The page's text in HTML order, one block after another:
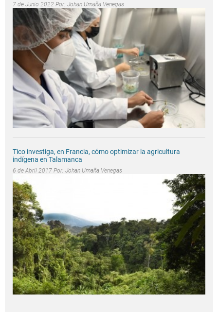
7 de Junio 2022 Por: Johan Umaña Venegas
Tico investiga, en Francia, cómo optimizar la agricultura
indígena en Talamanca
6 de Abril 2017 Por: Johan Umaña Venegas